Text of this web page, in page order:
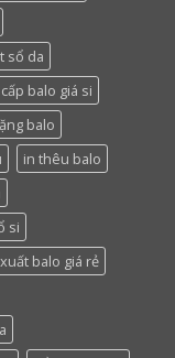
sổ da
balo giá si
balo
in thêu balo
si
balo giá rẻ